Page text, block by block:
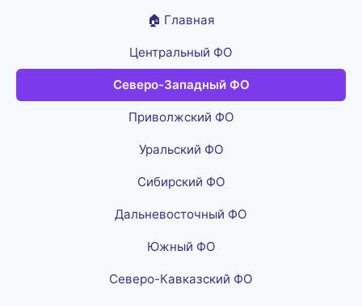
🏠 Главная
Центральный ФО
Северо-Западный ФО
Приволжский ФО
Уральский ФО
Сибирский ФО
Дальневосточный ФО
Южный ФО
Северо-Кавказский ФО